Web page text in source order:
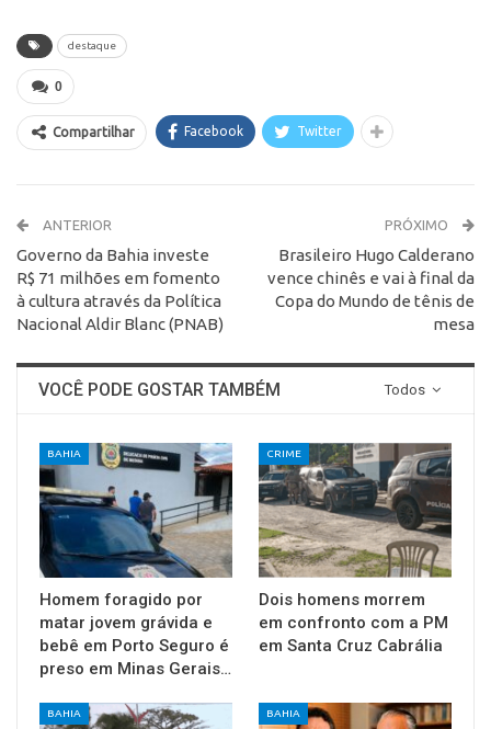
destaque
0
Compartilhar Facebook Twitter
ANTERIOR
Governo da Bahia investe
R$ 71 milhões em fomento
à cultura através da Política
Nacional Aldir Blanc (PNAB)
PRÓXIMO
Brasileiro Hugo Calderano
vence chinês e vai à final da
Copa do Mundo de tênis de
mesa
Todos
VOCÊ PODE GOSTAR TAMBÉM
BAHIA
Homem foragido por
matar jovem grávida e
bebê em Porto Seguro é
preso em Minas Gerais…
CRIME
Dois homens morrem
em confronto com a PM
em Santa Cruz Cabrália
BAHIA BAHIA